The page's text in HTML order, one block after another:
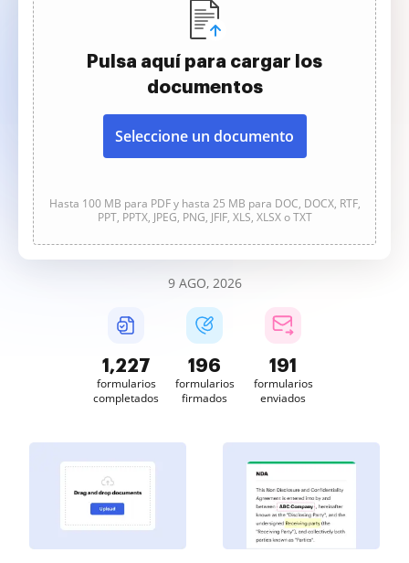
Pulsa aquí para cargar los
documentos
Seleccione un documento
Hasta 100 MB para PDF y hasta 25 MB para DOC, DOCX, RTF,
PPT, PPTX, JPEG, PNG, JFIF, XLS, XLSX o TXT
9 AGO, 2026
1,227
formularios
completados
196
formularios
firmados
191
formularios
enviados